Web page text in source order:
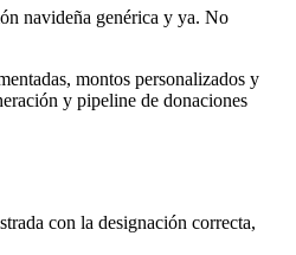
navideña genérica y ya. No
montos personalizados y
y pipeline de donaciones
con la designación correcta,